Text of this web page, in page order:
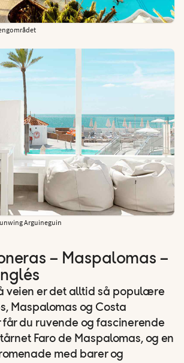
Arguineguin
– Maspalomas –
veien er det alltid så populære
Maspalomas og Costa
får du ruvende og fascinerende
Faro de Maspalomas, og en
med barer og